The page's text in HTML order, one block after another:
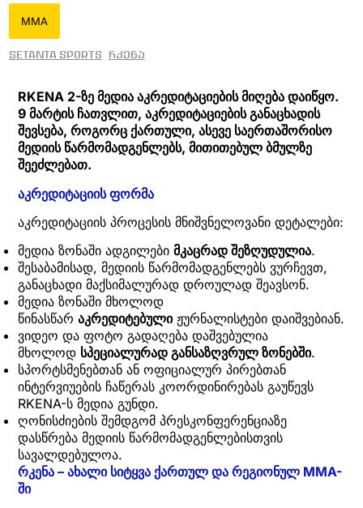
MMA
Setanta Sports რკენა
RKENA 2-ზე მედია აკრედიტაციების მიღება დაიწყო.
9 მარტის ჩათვლით, აკრედიტაციების განაცხადის
შევსება, როგორც ქართული, ასევე საერთაშორისო
მედიის წარმომადგენლებს, მითითებულ ბმულზე
შეეძლებათ.
აკრედიტაციის ფორმა
აკრედიტაციის პროცესის მნიშვნელოვანი დეტალები:
მედია ზონაში ადგილები მკაცრად შეზღუდულია.
შესაბამისად, მედიის წარმომადგენლებს ვურჩევთ,
განაცხადი მაქსიმალურად დროულად შეავსონ.
მედია ზონაში მხოლოდ
წინასწარ აკრედიტებულიჟურნალისტები დაიშვებიან.
ვიდეო და ფოტო გადაღება დაშვებულია
მხოლოდ სპეციალურად განსაზღვრულ ზონებში.
სპორტსმენებთან ან ოფიციალურ პირებთან
ინტერვიუების ჩაწერას კოორდინირებას გაუწევს
RKENA-ს მედია გუნდი.
ღონისძიების შემდგომ პრესკონფერენციაზე
დასწრება მედიის წარმომადგენლებისთვის
სავალდებულოა.
რკენა – ახალი სიტყვა ქართულ და რეგიონულ MMA-
ში